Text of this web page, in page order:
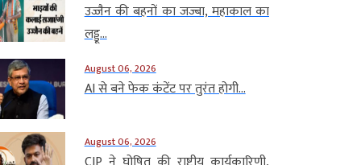
उज्जैन की बहनों का जज्बा, महाकाल का
लड्डू...
August 06, 2026
AI से बने फेक कंटेंट पर तुरंत होगी...
August 06, 2026